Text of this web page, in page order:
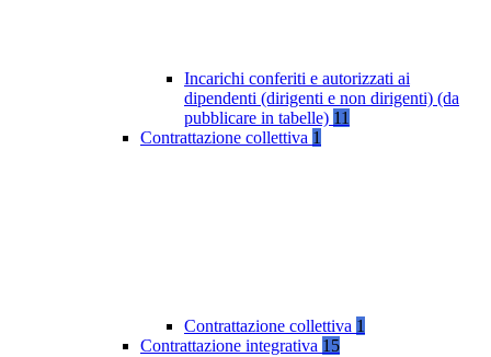
Incarichi conferiti e autorizzati ai
dipendenti (dirigenti e non dirigenti) (da
pubblicare in tabelle) 11
Contrattazione collettiva 1
Contrattazione collettiva 1
Contrattazione integrativa 15